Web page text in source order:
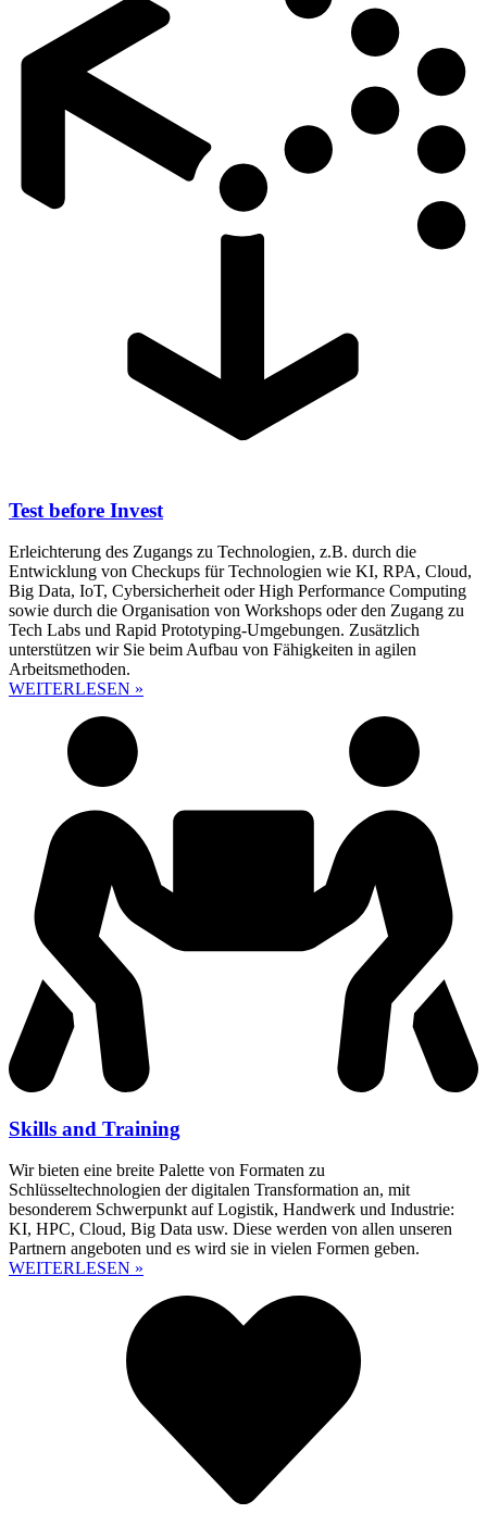
Test before Invest
Erleichterung des Zugangs zu Technologien, z.B. durch die
Entwicklung von Checkups für Technologien wie KI, RPA, Cloud,
Big Data, IoT, Cybersicherheit oder High Performance Computing
sowie durch die Organisation von Workshops oder den Zugang zu
Tech Labs und Rapid Prototyping-Umgebungen. Zusätzlich
unterstützen wir Sie beim Aufbau von Fähigkeiten in agilen
Arbeitsmethoden.
WEITERLESEN »
Skills and Training
Wir bieten eine breite Palette von Formaten zu
Schlüsseltechnologien der digitalen Transformation an, mit
besonderem Schwerpunkt auf Logistik, Handwerk und Industrie:
KI, HPC, Cloud, Big Data usw. Diese werden von allen unseren
Partnern angeboten und es wird sie in vielen Formen geben.
WEITERLESEN »